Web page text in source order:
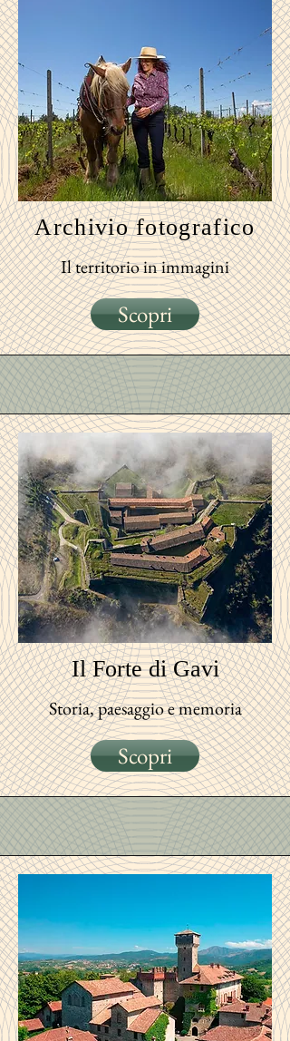
Archiviofotografico
Il territorio in immagini
Scopri
Il Fortedi Gavi
Storia, paesaggio e memoria
Scopri